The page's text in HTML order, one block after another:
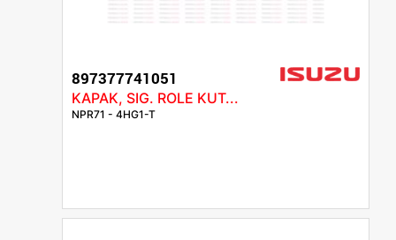
897377741051
KAPAK, SIG. ROLE KUT...
NPR71 - 4HG1-T